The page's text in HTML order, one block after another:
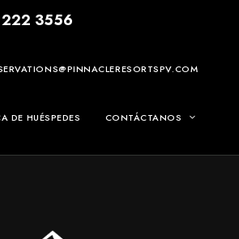
3556
DE HUÉSPEDES CONTÁCTANOS